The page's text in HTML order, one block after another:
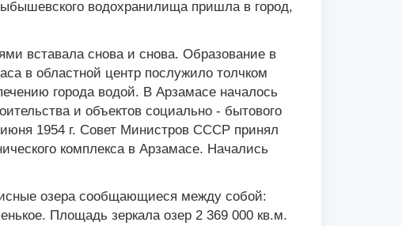
водохранилища пришла в город,
вставала снова и снова. Образование в
в областной центр послужило толчком
города водой. В Арзамасе началось
и объектов социально - бытового
1954 г. Совет Министров СССР принял
комплекса в Арзамасе. Начались
озера сообщающиеся между собой:
Площадь зеркала озер 2 369 000 кв.м.